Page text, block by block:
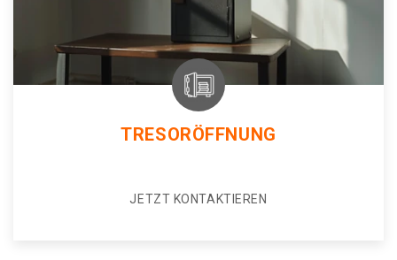
TRESORÖFFNUNG
JETZT KONTAKTIEREN